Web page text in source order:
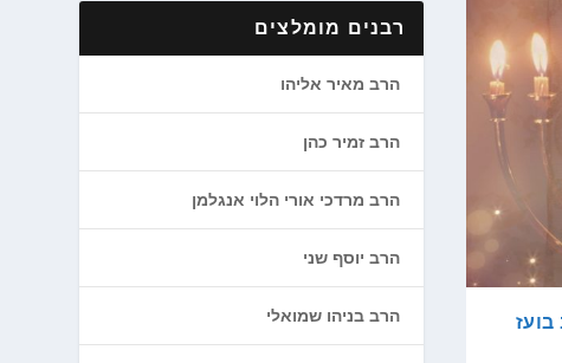
רבנים מומלצים
הרב מאיר אליהו
הרב זמיר כהן
הרב מרדכי אורי הלוי אנגלמן
הרב יוסף שני
הרב בניהו שמואלי